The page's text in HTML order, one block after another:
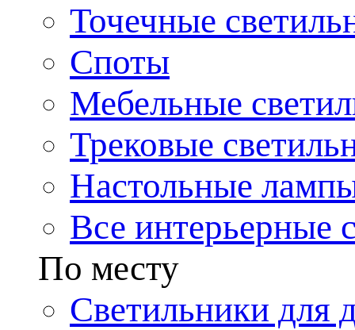
Точечные
Споты
Мебельные
Трековые
Настольные
Все интерьерные
По месту
Светильники для